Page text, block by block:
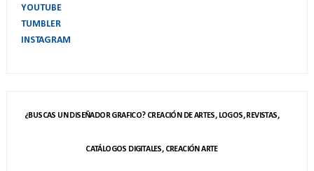
YOUTUBE
TUMBLER
INSTAGRAM
¿BUSCAS UN DISEÑADOR GRAFICO? CREACIÓN DE ARTES, LOGOS, REVISTAS,
CATÁLOGOS DIGITALES, CREACIÓN ARTE